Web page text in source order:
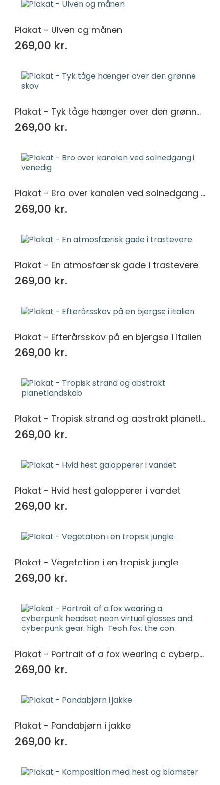
Plakat - Ulven og månen
269,00 kr.
Plakat - Tyk tåge hænger over den grønne skov
269,00 kr.
Plakat - Bro over kanalen ved solnedgang i venedig
269,00 kr.
Plakat - En atmosfærisk gade i trastevere
269,00 kr.
Plakat - Efterårsskov på en bjergsø i italien
269,00 kr.
Plakat - Tropisk strand og abstrakt planetlandskab
269,00 kr.
Plakat - Hvid hest galopperer i vandet
269,00 kr.
Plakat - Vegetation i en tropisk jungle
269,00 kr.
Plakat - Portrait of a fox wearing a cyberpunk headset neon virtual glasses and cyberpunk gear. high-Tech fox. the con
269,00 kr.
Plakat - Pandabjørn i jakke
269,00 kr.